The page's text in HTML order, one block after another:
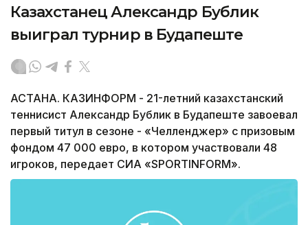
Казахстанец Александр Бублик
выиграл турнир в Будапеште
АСТАНА. КАЗИНФОРМ - 21-летний казахстанский
теннисист Александр Бублик в Будапеште завоевал
первый титул в сезоне - «Челленджер» с призовым
фондом 47 000 евро, в котором участвовали 48
игроков, передает СИА «SPORTINFORM».